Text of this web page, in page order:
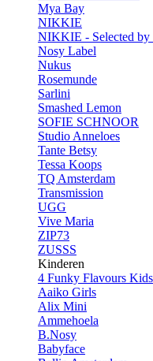
Mya Bay
NIKKIE
NIKKIE - Selected by
Nosy Label
Nukus
Rosemunde
Sarlini
Smashed Lemon
SOFIE SCHNOOR
Studio Anneloes
Tante Betsy
Tessa Koops
TQ Amsterdam
Transmission
UGG
Vive Maria
ZIP73
ZUSSS
Kinderen
4 Funky Flavours Kids
Aaiko Girls
Alix Mini
Ammehoela
B.Nosy
Babyface